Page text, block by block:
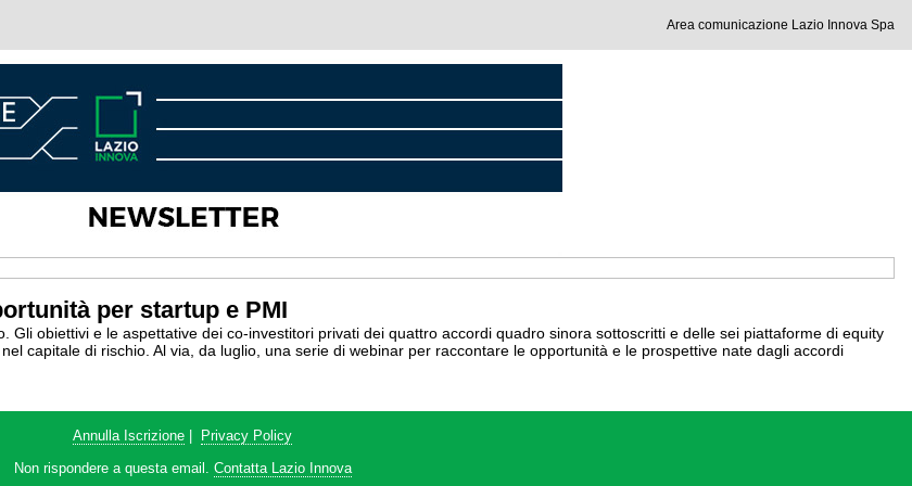
Area comunicazione Lazio Innova Spa
per startup e PMI
obiettivi e le aspettative dei co-investitori privati dei quattro accordi quadro sinora sottoscritti e delle sei piattaforme di equity
capitale di rischio. Al via, da luglio, una serie di webinar per raccontare le opportunità e le prospettive nate dagli accordi
Annulla Iscrizione
Privacy Policy
Non rispondere a questa email. Contatta Lazio Innova